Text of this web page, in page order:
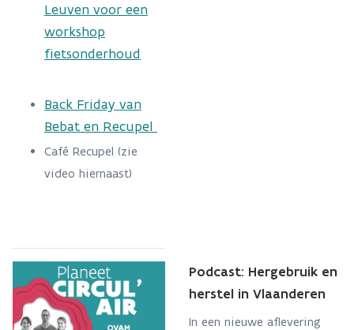
Leuven voor een
workshop
fietsonderhoud
Back Friday van
Bebat en Recupel
Café Recupel (zie
video hiernaast)
Podcast: Hergebruik en
herstel in Vlaanderen
In een nieuwe aflevering